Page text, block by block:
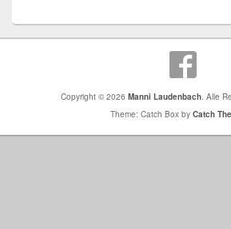
Copyright © 2026 Manni Laudenbach . Alle
Theme: Catch Box by Catch